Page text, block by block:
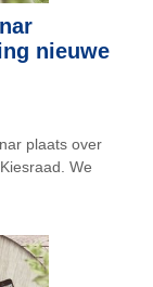
nieuwe
plaats over
We